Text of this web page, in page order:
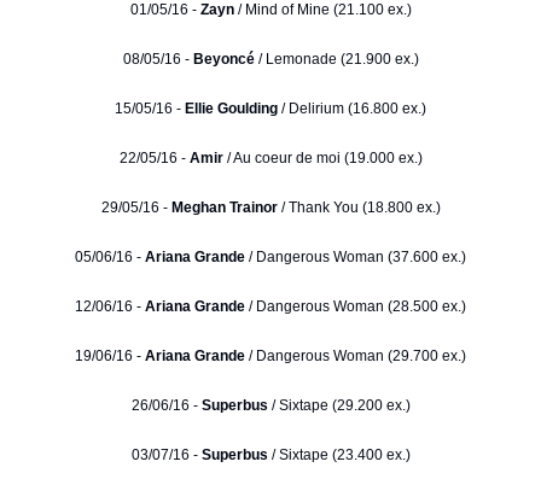
01/05/16 - Zayn / Mind of Mine (21.100 ex.)
08/05/16 - Beyoncé / Lemonade (21.900 ex.)
15/05/16 - Ellie Goulding / Delirium (16.800 ex.)
22/05/16 - Amir / Au coeur de moi (19.000 ex.)
29/05/16 - Meghan Trainor/ Thank You (18.800 ex.)
05/06/16 - Ariana Grande / Dangerous Woman (37.600 ex.)
12/06/16 - Ariana Grande / Dangerous Woman (28.500 ex.)
19/06/16 - Ariana Grande / Dangerous Woman (29.700 ex.)
26/06/16 - Superbus / Sixtape (29.200 ex.)
03/07/16 - Superbus / Sixtape (23.400 ex.)